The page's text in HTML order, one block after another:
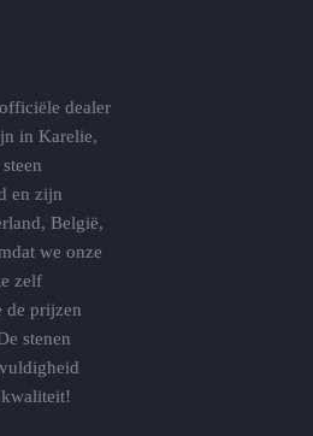
dealer
in Karelie,
en zijn
België,
we onze
zelf
de prijzen
stenen
kwaliteit!